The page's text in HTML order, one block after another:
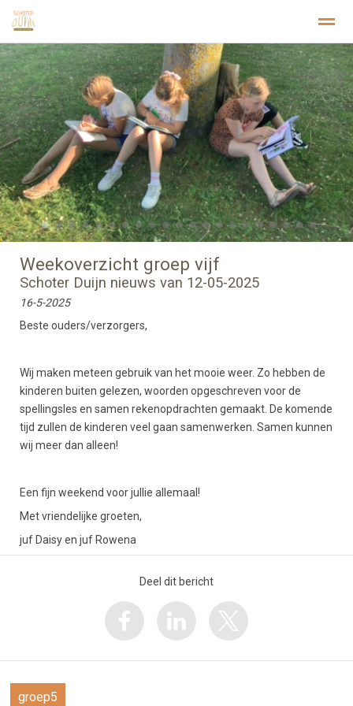
Welkom Privacy Stichting Kopwerk
Home Zoeken Foto's Pagina's
● ● ● ● ● ● ● ● ● ● ● ● ● ● ● ● ● ● ● ● ●
Weekoverzicht groep vijf
Schoter Duijn nieuws van 12-05-2025
16-5-2025
Beste ouders/verzorgers,
Wij maken meteen gebruik van het mooie weer. Zo hebben de
kinderen buiten gelezen, woorden opgeschreven voor de
spellingsles en samen rekenopdrachten gemaakt. De komende
tijd zullen de kinderen veel gaan samenwerken. Samen kunnen
wij meer dan alleen!
Een fijn weekend voor jullie allemaal!
Met vriendelijke groeten,
juf Daisy en juf Rowena
Deel dit bericht
groep5